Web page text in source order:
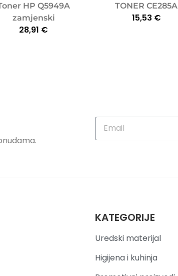
HP Q5949A
zamjenski
28,91 €
TONER CE285A
15,53 €
KATEGORIJE
Uredski materijal
Higijena i kuhinja